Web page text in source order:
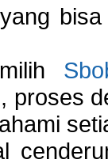
proses